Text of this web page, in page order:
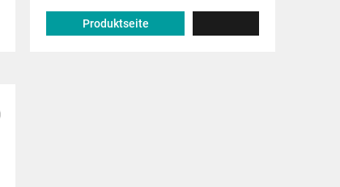
Produktseite